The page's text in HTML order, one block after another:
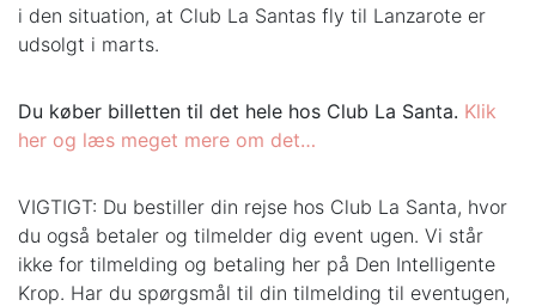
i den situation, at Club La Santas fly til Lanzarote er
udsolgt i marts.
Du køber billetten til det hele hos Club La Santa. Klik
her og læs meget mere om det…
VIGTIGT: Du bestiller din rejse hos Club La Santa, hvor
du også betaler og tilmelder dig event ugen. Vi står
ikke for tilmelding og betaling her på Den Intelligente
Krop. Har du spørgsmål til din tilmelding til eventugen,